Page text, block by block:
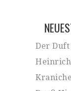
Der Duft